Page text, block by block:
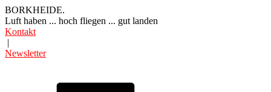
BORKHEIDE.
Luft haben ... hoch fliegen ... gut landen
Kontakt
|
Newsletter